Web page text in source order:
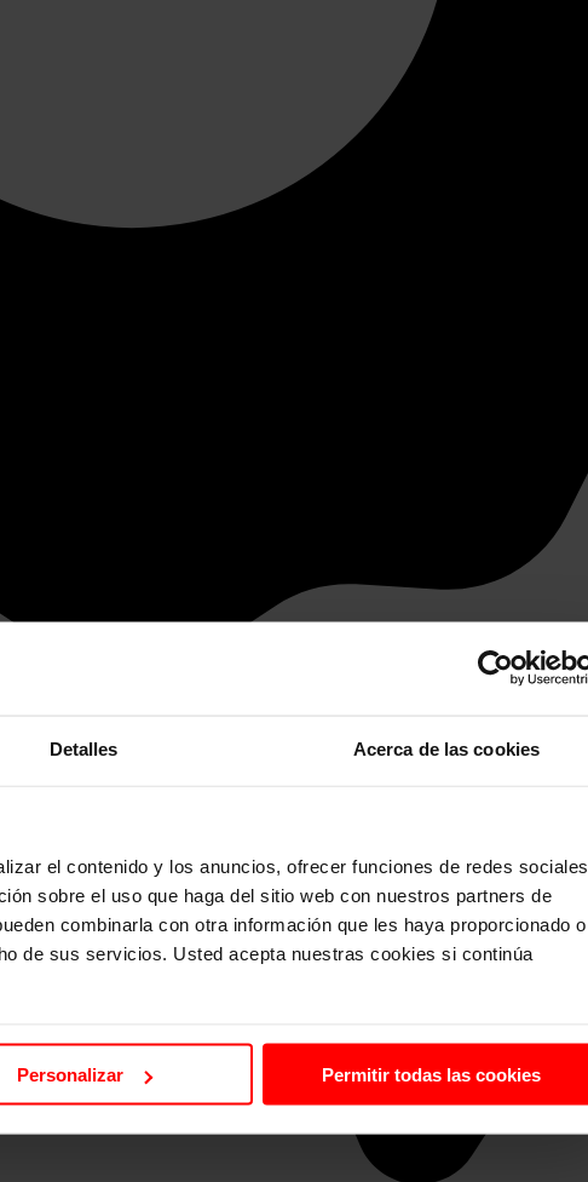
Detalles Acerca de las cookies
el contenido y los anuncios, ofrecer funciones de redes sociales
sobre el uso que haga del sitio web con nuestros partners de
combinarla con otra información que les haya proporcionado o
de sus servicios. Usted acepta nuestras cookies si continúa
Personalizar Permitir todas las cookies